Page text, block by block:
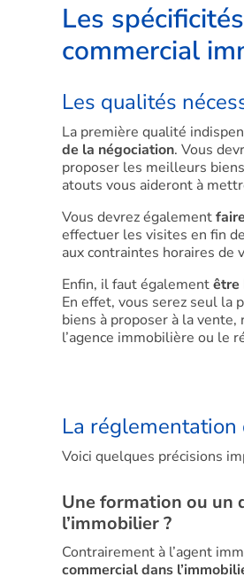
Les
commercial
Les qualités
La première qualité
de la négociation. Vous
proposer les meilleurs
atouts vous aideront à
Vous devrez également
effectuer les visites en fin
aux contraintes horaires de
Enfin, il faut égalementêtre
En effet, vous serez seul la
biens à proposer à la
l’agence immobilière ou le
La
Voici quelques précisions
Une formation ou un
l’immobilier ?
Contrairement à l’agent
commercial dans